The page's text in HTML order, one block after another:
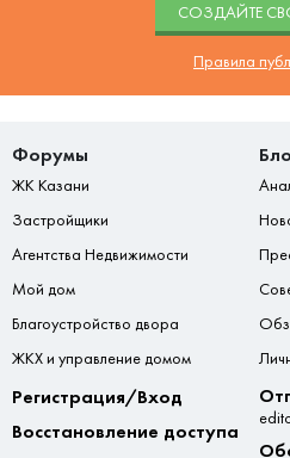
CОЗДАЙТЕ
Правила
Форумы
ЖК Казани
Застройщики
Агентства Недвижимости
Мой дом
Благоустройство двора
ЖКХ и управление домом
Регистрация/Вход
Восстановление доступа